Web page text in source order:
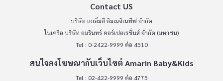
Contact US
บริษัท เอเอ็มอี อิมเมจิเนทีฟ จำกัด
ในเครือ บริษัท อมรินทร์ คอร์เปอเรชั่นส์ จำกัด (มหาชน)
Tel : 0-2422-9999 ต่อ 4510
สนใจลงโฆษณากับเว็บไซต์ Amarin Baby&Kids
Tel : 02-422-9999 ต่อ 4775